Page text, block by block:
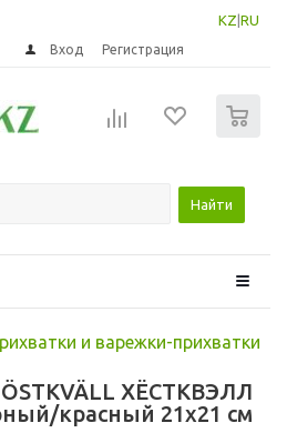
KZ RU
Вход Регистрация
Найти
и варежки-прихватки
ХЁСТКВЭЛЛ
красный 21x21 см